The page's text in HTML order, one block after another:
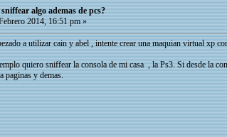
sniffear algo ademas de pcs?
2014, 16:51 pm »
a utilizar cain y abel , intente crear una maquian virtual xp
quiero sniffear la consola de mi casa , la Ps3. Si desde la
paginas y demas.